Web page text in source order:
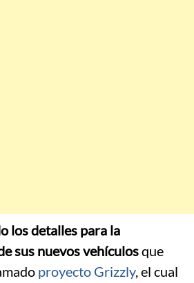
los detalles para la
sus nuevos vehículosque
proyecto Grizzly, el cual